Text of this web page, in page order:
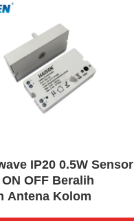
IP20 0.5W Sensor
OFF Beralih
Antena Kolom